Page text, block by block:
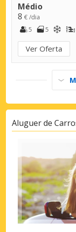
Médio
8 € /dia
5
5
Ver Oferta
Aluguer de